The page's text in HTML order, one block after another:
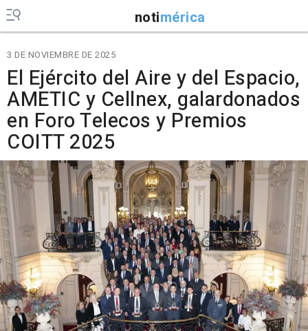
notimérica
3 DE NOVIEMBRE DE 2025
El Ejército del Aire y del Espacio,
AMETIC y Cellnex, galardonados
en Foro Telecos y Premios
COITT 2025